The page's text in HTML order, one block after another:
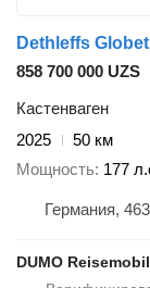
Dethleffs
858 700 000 UZS
Кастенваген
2025
50 км
Мощность 177
DUMO